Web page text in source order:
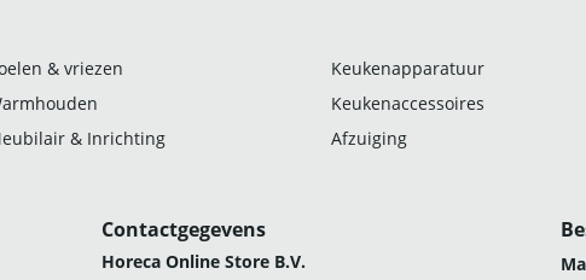
& vriezen Keukenapparatuur
Keukenaccessoires
& Inrichting Afzuiging
Contactgegevens
Horeca Online Store B.V.